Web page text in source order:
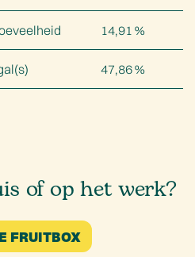
14,91 %
47,86%
of op het werk?
FRUITBOX